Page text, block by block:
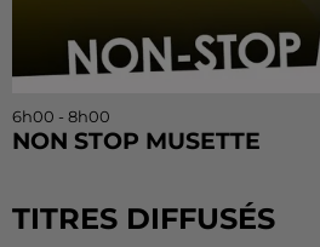
6h00 - 8h00
NON STOP MUSETTE
TITRES DIFFUSÉS